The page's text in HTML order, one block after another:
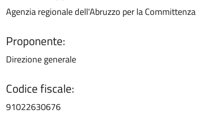
Agenzia regionale dell'Abruzzo per la Committenza
Proponente:
Direzione generale
Codice fiscale:
91022630676